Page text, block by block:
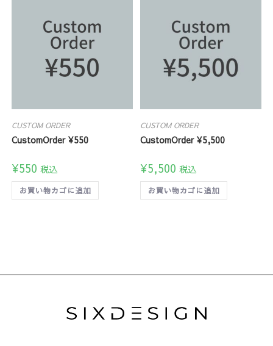
CUSTOM ORDER
CustomOrder ¥550
¥550 税込
お買い物カゴに追加
CUSTOM ORDER
CustomOrder ¥5,500
¥5,500 税込
お買い物カゴに追加